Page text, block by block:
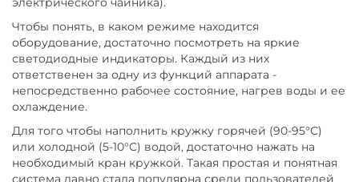
Чтобы понять, в каком режиме находится
оборудование, достаточно посмотреть на яркие
светодиодные индикаторы. Каждый из них
ответственен за одну из функций аппарата -
непосредственно рабочее состояние, нагрев воды и ее
охлаждение.
Для того чтобы наполнить кружку горячей (90-95°C)
или холодной (5-10°C) водой, достаточно нажать на
необходимый кран кружкой. Такая простая и понятная
система давно стала популярна среди пользователей